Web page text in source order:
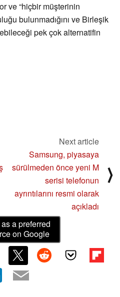
ve “hiçbir müşterinin
bulunmadığını ve Birleşik
pek çok alternatifin
Next article
Samsung, piyasaya
sürülmeden önce yeni M
serisi telefonun
ayrıntılarını resmi olarak
açıkladı
⟩
a preferred
on Google